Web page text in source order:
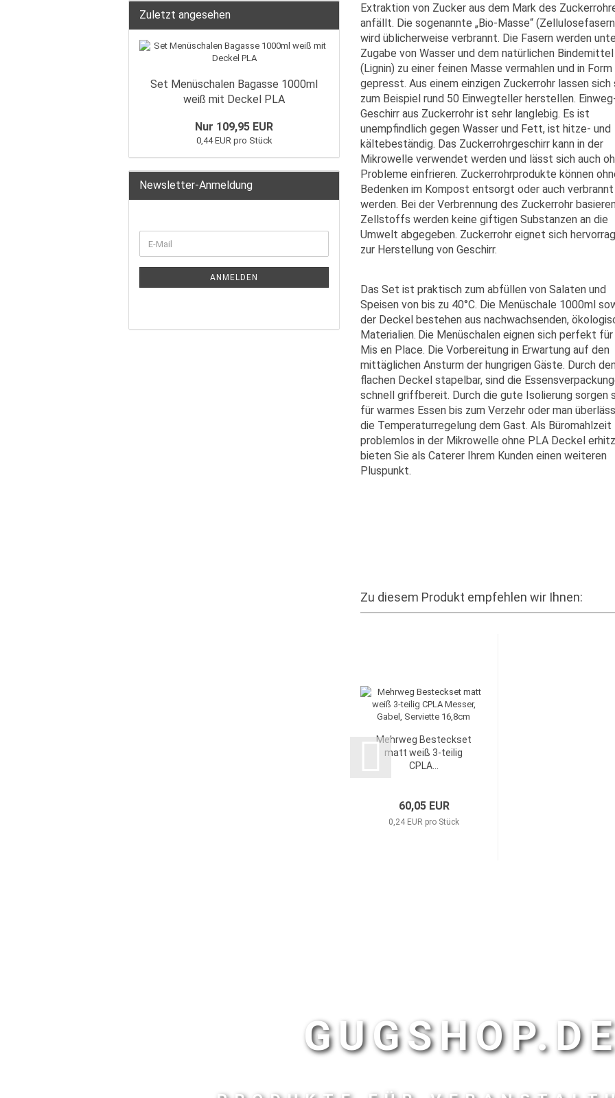
Extraktion von Zucker aus dem Mark des
anfällt. Die sogenannte „Bio-Masse“
wird üblicherweise verbrannt. Die Fasern werden
Zugabe von Wasser und dem natürlichen Bindemittel
(Lignin) zu einer feinen Masse vermahlen und in Form
gepresst. Aus einem einzigen Zuckerrohr lassen sich
zum Beispiel rund 50 Einwegteller herstellen.
Geschirr aus Zuckerrohr ist sehr langlebig. Es ist
unempfindlich gegen Wasser und Fett, ist hitze- und
kältebeständig. Das Zuckerrohrgeschirr kann in der
Mikrowelle verwendet werden und lässt sich auch
Probleme einfrieren. Zuckerrohrprodukte können
Bedenken im Kompost entsorgt oder auch verbrannt
werden. Bei der Verbrennung des Zuckerrohr
Zellstoffs werden keine giftigen Substanzen an die
Umwelt abgegeben. Zuckerrohr eignet sich
zur Herstellung von Geschirr.
Das Set ist praktisch zum abfüllen von Salaten und
Speisen von bis zu 40°C. Die Menüschale 1000ml
der Deckel bestehen aus nachwachsenden,
Materialien. Die Menüschalen eignen sich perfekt für
Mis en Place. Die Vorbereitung in Erwartung auf den
mittäglichen Ansturm der hungrigen Gäste. Durch
flachen Deckel stapelbar, sind die
schnell griffbereit. Durch die gute Isolierung sorgen
für warmes Essen bis zum Verzehr oder man
die Temperaturregelung dem Gast. Als Büromahlzeit
problemlos in der Mikrowelle ohne PLA Deckel
bieten Sie als Caterer Ihrem Kunden einen weiteren
Pluspunkt.
Zu diesem Produkt empfehlen wir Ihnen:
Mehrweg Besteckset
matt weiß 3-teilig
CPLA...
60,05 EUR
0,24 EUR pro Stück
Zuletzt angesehen
Set Menüschalen Bagasse 1000ml
weiß mit Deckel PLA
Nur 109,95 EUR
0,44 EUR pro Stück
Newsletter-Anmeldung
ANMELDEN